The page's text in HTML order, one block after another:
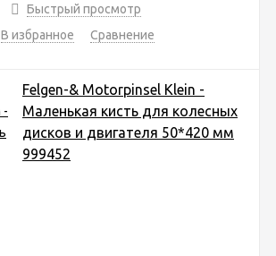
Быстрый просмотр
В избранное
Сравнение
Felgen-& Motorpinsel Klein -
Маленькая кисть для колесных
дисков и двигателя 50*420 мм
999452